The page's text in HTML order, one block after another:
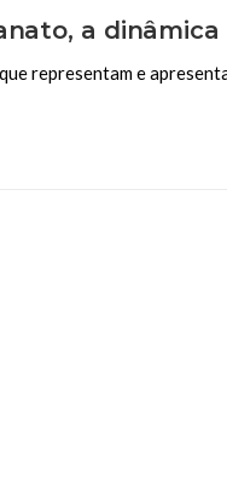
a dinâmica
representam e